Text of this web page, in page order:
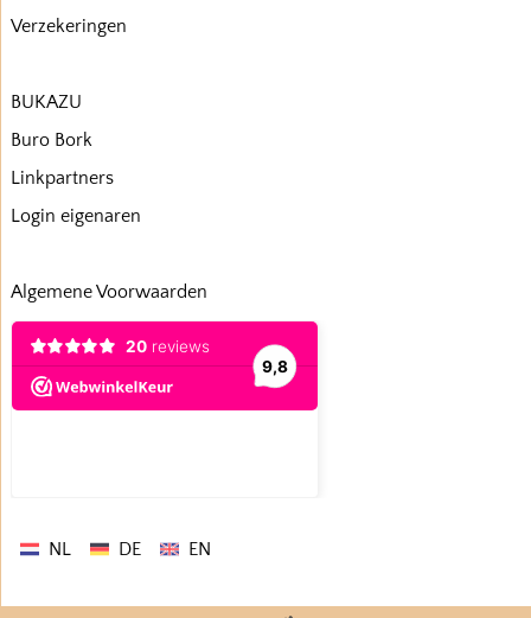
Verzekeringen
BUKAZU
Buro Bork
Linkpartners
Login eigenaren
Algemene Voorwaarden
NL DE EN